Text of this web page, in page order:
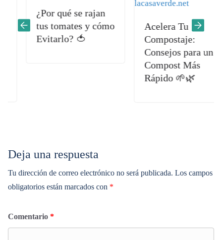
¿Por qué se rajan
tus tomates y cómo
Evitarlo? 🍅
Acelera Tu
Compostaje:
Consejos para un
Compost Más
Rápido 🌱🌿
Deja una respuesta
Tu dirección de correo electrónico no será publicada. Los campos
obligatorios están marcados con *
Comentario *